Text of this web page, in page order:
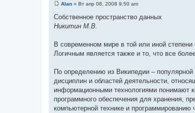
о
б
н
е
Alan » Вт апр 08, 2008 9:50 am
Собственное пространство данных
Никитин М.В.
В современном мире в той или иной
Логичным является также и то, что все
По определению из Википедии –
дисциплин и областей деятельности,
информационными технологиями понимают
программного обеспечения для хранения,
компьютерной технике и